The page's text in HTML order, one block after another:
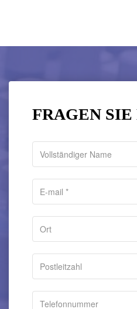
FRAGEN